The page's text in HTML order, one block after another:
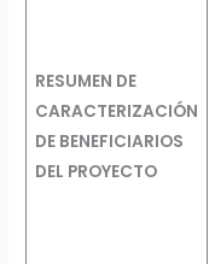
RESUMEN DE
CARACTERIZACIÓN
DE BENEFICIARIOS
DEL PROYECTO